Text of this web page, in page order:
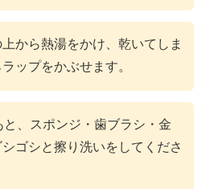
から熱湯をかけ、乾いてしま
ップをかぶせます。
、スポンジ・歯ブラシ・金
ゴシと擦り洗いをしてくださ